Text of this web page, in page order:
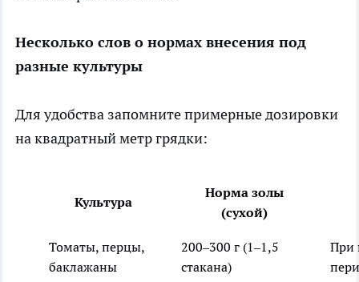
Несколько слов о нормах внесения под
разные культуры
Для удобства запомните примерные дозировки
на квадратный метр грядки:
Культура
Норма золы
(сухой)
Томаты, перцы,
баклажаны
200–300 г (1–1,5
стакана)
При